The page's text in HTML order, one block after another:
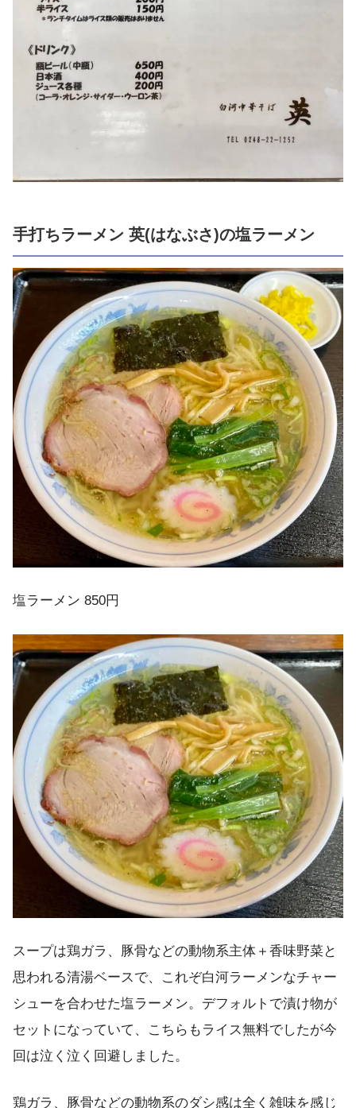
手打ちラーメン 英(はなぶさ)の塩ラーメン
塩ラーメン 850円
スープは鶏ガラ、豚骨などの動物系主体＋香味野菜と
思われる清湯ベースで、これぞ白河ラーメンなチャー
シューを合わせた塩ラーメン。デフォルトで漬け物が
セットになっていて、こちらもライス無料でしたが今
回は泣く泣く回避しました。
鶏ガラ、豚骨などの動物系のダシ感は全く雑味を感じ